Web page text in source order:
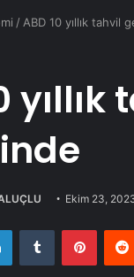
/ ABD 10 yıllık tahvil
Ekim 23,
LinkedInTumblr